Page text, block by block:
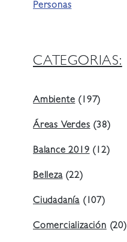
Personas
CATEGORIAS:
Ambiente(197)
Áreas Verdes(38)
Balance 2019(12)
Belleza(22)
Ciudadanía (107)
Comercialización(20)